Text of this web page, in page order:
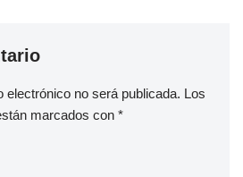
electrónico no será publicada. Los
marcados con *